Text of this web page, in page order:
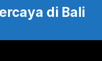
di Bali